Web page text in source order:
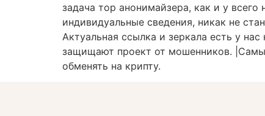
задача тор анонимайзера, как и у
индивидуальные сведения, никак не
Актуальная ссылка и зеркала есть у
защищают проект от мошенников.
обменять на крипту.